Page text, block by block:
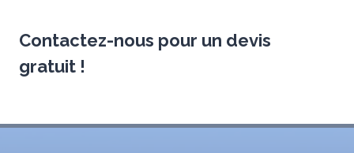
Contactez-nous pour un devis
gratuit !